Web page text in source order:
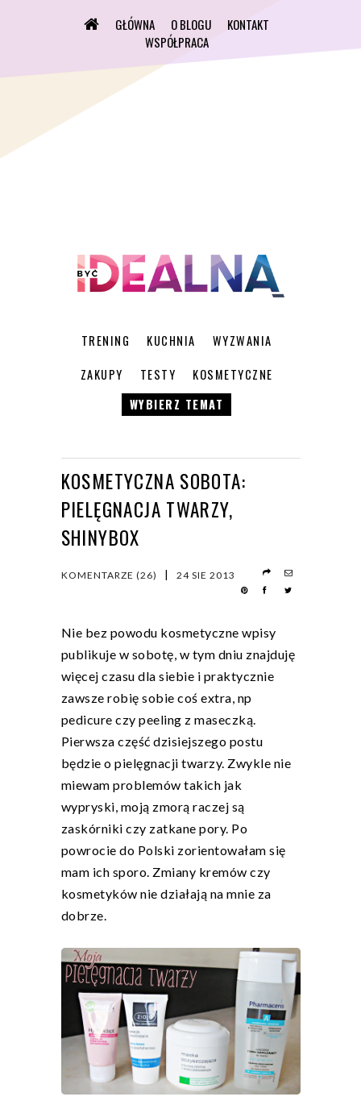
GŁÓWNA O BLOGU
KONTAKT
WSPÓŁPRACA
TRENING KUCHNIA
WYZWANIA
ZAKUPY
TESTY
KOSMETYCZNE
WYBIERZ TEMAT
KOSMETYCZNA SOBOTA:
PIELĘGNACJA TWARZY,
SHINYBOX
KOMENTARZE (26) | 24 SIE 2013
Nie bez powodu kosmetyczne wpisy
publikuje w sobotę, w tym dniu znajduję
więcej czasu dla siebie i praktycznie
zawsze robię sobie coś extra, np
pedicure czy peeling z maseczką.
Pierwsza część dzisiejszego postu
będzie o pielęgnacji twarzy. Zwykle nie
miewam problemów takich jak
wypryski, moją zmorą raczej są
zaskórniki czy zatkane pory. Po
powrocie do Polski zorientowałam się
mam ich sporo. Zmiany kremów czy
kosmetyków nie działają na mnie za
dobrze.